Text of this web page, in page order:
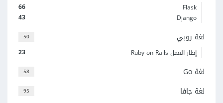
66
Flask
43
Django
50 لغة روبي
23 إطار العمل Ruby on Rails
58 لغة Go
95 لغة جافا